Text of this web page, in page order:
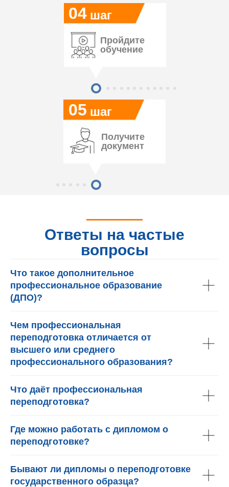
05
04 шаг
шаг
Пройдите
обучение
Получите
документ
Ответы на частые
вопросы
Что такое дополнительное
профессиональное образование
(ДПО)?
Чем профессиональная
переподготовка отличается от
высшего или среднего
профессионального образования?
Что даёт профессиональная
переподготовка?
Где можно работать с дипломом о
переподготовке?
Бывают ли дипломы о переподготовке
государственного образца?